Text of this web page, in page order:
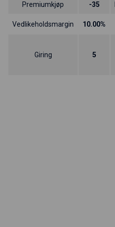
Premiumkjøp -35
Vedlikeholdsmargin 10.00%
Giring 5